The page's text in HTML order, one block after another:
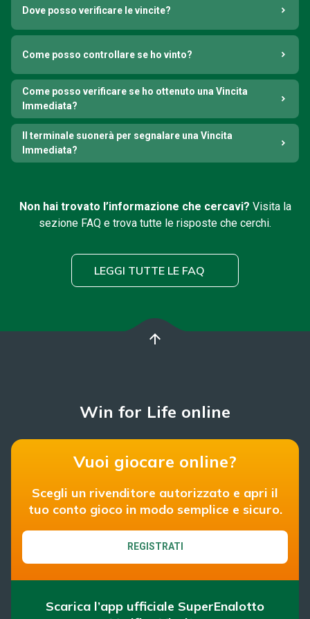
Dove posso verificare le vincite?
Come posso controllare se ho vinto?
Come posso verificare se ho ottenuto una Vincita
Immediata?
Il terminale suonerà per segnalare una Vincita
Immediata?
Non hai trovato l’informazione che cercavi? Visita la
sezione FAQ e trova tutte le risposte che cerchi.
LEGGI TUTTE LE FAQ
arrow_upward
Win for Life online
Vuoi giocare online?
Scegli un rivenditore autorizzato e apri il
tuo conto gioco in modo semplice e sicuro.
REGISTRATI
Scarica l’app ufficiale SuperEnalotto